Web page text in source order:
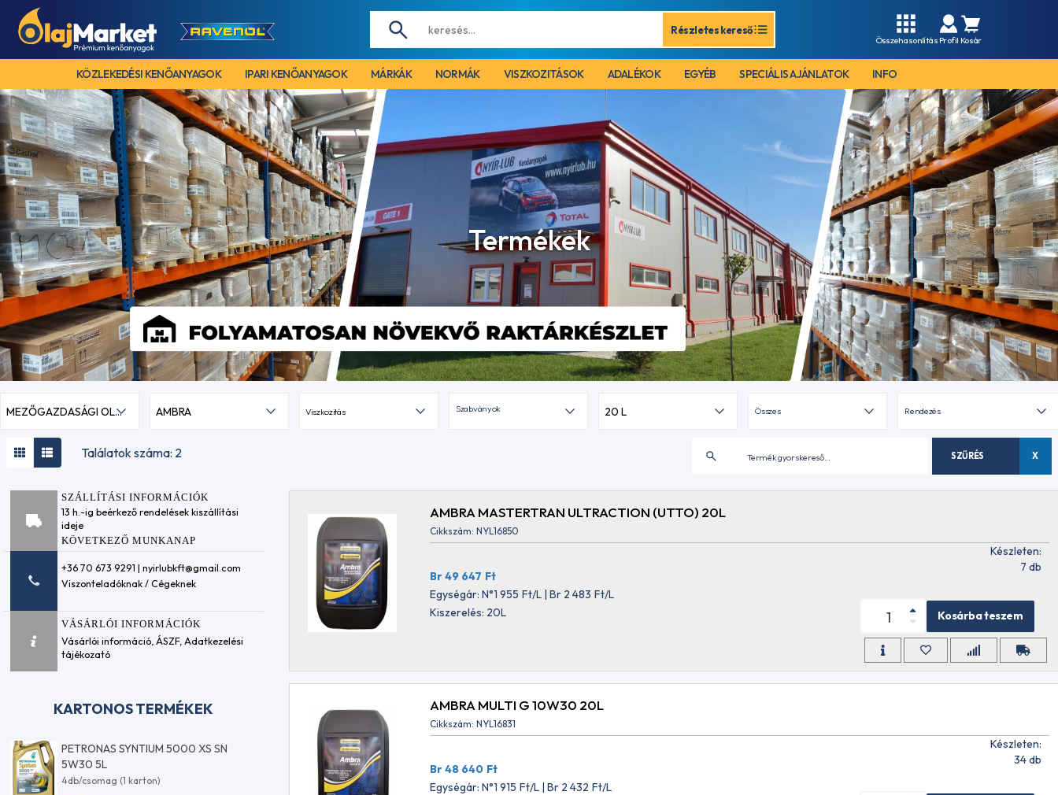
Részletes kereső
Összehasonlítás Profil Kosár
KÖZLEKEDÉSI KENŐANYAGOK IPARI KENŐANYAGOK MÁRKÁK NORMÁK VISZKOZITÁSOK ADALÉKOK EGYÉB SPECIÁLIS AJÁNLATOK INFO
Termékek
MEZŐGAZDASÁGI OLAJOK UTTOAMBRA Viszkozitás Szabványok 20 L
Találatok száma: 2 SZŰRÉS X
SZÁLLÍTÁSI INFORMÁCIÓK
13 h.-ig beérkező rendelések kiszállítási
ideje
KÖVETKEZŐ MUNKANAP
+36 70 673 9291 | nyirlubkft@gmail.com
Viszonteladóknak / Cégeknek
VÁSÁRLÓI INFORMÁCIÓK
Vásárlói információ,ÁSZF,Adatkezelési
tájékozató
KARTONOS TERMÉKEK
PETRONAS SYNTIUM 5000 XS SN
5W30 5L
4db/csomag (1 karton)
PETRONAS SYNTIUM 5000 XS SN
5W30 5L
4db/csomag (1 karton)
AMBRA MASTERTRAN ULTRACTION (UTTO) 20L
Cikkszám: NYL16850
Br 49 647 Ft
Egységár: N°1 955 Ft/L | Br 2 483 Ft/L
Kiszerelés: 20L
Készleten:
7 db
Kosárba teszem
AMBRA MULTI G 10W30 20L
Cikkszám: NYL16831
Br 48 640 Ft
Egységár: N°1 915 Ft/L | Br 2 432 Ft/L
Készleten:
34 db